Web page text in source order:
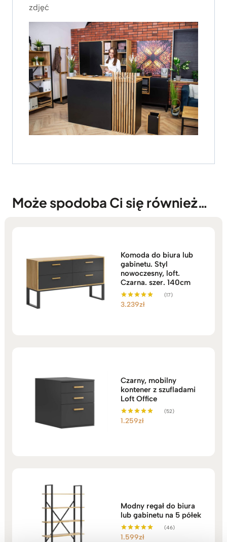
zdjęć
Może spodoba Ci się również…
Komoda do biura lub
gabinetu. Styl
nowoczesny, loft.
Czarna. szer. 140cm
Oceniono
(17)
3.239zł
Czarny, mobilny
kontener z szufladami
Loft Office
Oceniono
(52)
1.259zł
Modny regał do biura
lub gabinetu na 5 półek
Oceniono
(46)
1.599zł